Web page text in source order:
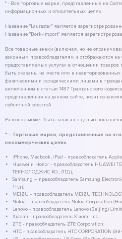
* - Все торговые марки, представленные на
информационных и описательных целях.
Название "Laurastar" является
Название "Bork-Import" является
Все товарные знаки (включая, но не
законным правообладателям и отображаются
предоставляемых услугах в отношении товаров
быть оказаны на месте или в
физическими и юридическими лицами в
включенном в статью 1487 Гражданского
представленная на данном сайте, носит
публичной офертой.
Разговор может быть записан с целью
* - Торговые марки, представленные на
некоммерческих целях.
iPhone, Macbook, iPad - правообладатель
Huawei и Honor - правообладатель HUAWEI
ТЕКНОЛОДЖИС КО., ЛТД.);
Samsung – правообладатель Samsung
Лтд.);
MEIZU - правообладатель MEIZU
Nokia - правообладатель Nokia Corporation
Lenovo - правообладатель Lenovo (Beijing)
Xiaomi - правообладатель Xiaomi Inc.;
ZTE - правообладатель ZTE Corporation;
HTC - правообладатель HTC CORPORATION